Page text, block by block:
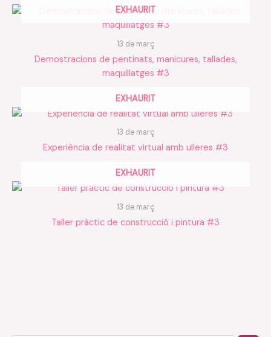
EXHAURIT
13 de març
Demostracions de pentinats, manicures, tallades,
maquillatges #3
EXHAURIT
13 de març
Experiència de realitat virtual amb ulleres #3
EXHAURIT
13 de març
Taller pràctic de construcció i pintura #3